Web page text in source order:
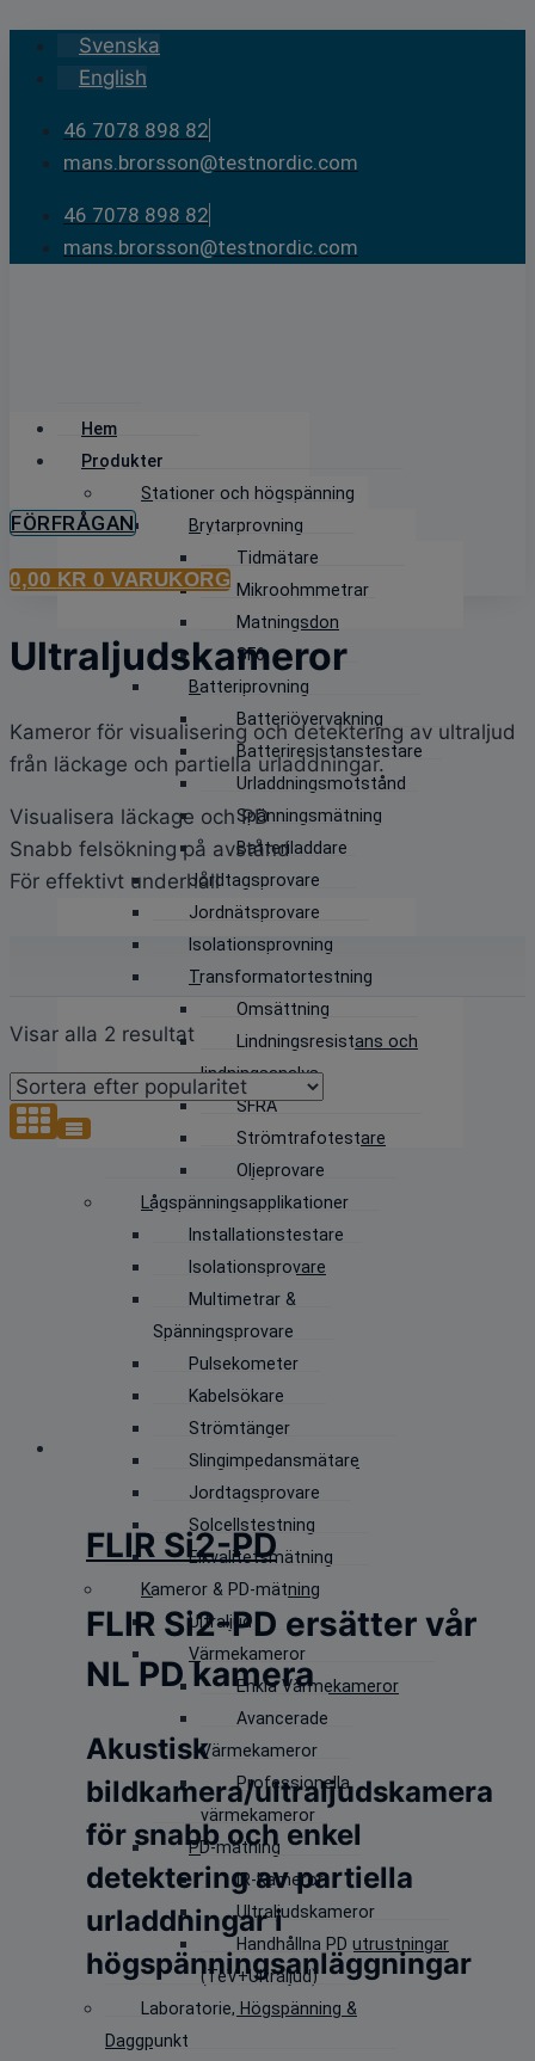
Skip
content
Svenska
English
46 7078 898 82
mans.brorsson@testnordic.com
46 7078 898 82
mans.brorsson@testnordic.com
Hem
Produkter
Stationer och högspänning
Brytarprovning
Tidmätare
Mikroohmmetrar
Matningsdon
SF6
Batteriprovning
Batteriövervakning
Batteriresistanstestare
Urladdningsmotstånd
Spänningsmätning
Batteriladdare
Jordtagsprovare
Jordnätsprovare
Isolationsprovning
Transformatortestning
Omsättning
Lindningsresistans och
lindningsanalys
SFRA
Strömtrafotestare
Oljeprovare
Lågspänningsapplikationer
Installationstestare
Isolationsprovare
Multimetrar &
Spänningsprovare
Pulsekometer
Kabelsökare
Strömtänger
Slingimpedansmätare
Jordtagsprovare
Solcellstestning
Elkvalitetsmätning
Kameror & PD-mätning
Ultraljud
Värmekameror
Enkla Värmekameror
Avancerade
Värmekameror
Professionella
värmekameror
PD-mätning
IR-Kameror
Ultraljudskameror
Handhållna PD utrustningar
(TeV+Ultraljud)
Laboratorie, Högspänning &
Daggpunkt
FÖRFRÅGAN
0,00 KR 0 VARUKORG
Ultraljudskameror
Kameror för visualisering och detektering av ultraljud
från läckage och partiella urladdningar.
Visualisera läckage och PD
Snabb felsökning på avstånd
För effektivt underhåll
Visar alla 2 resultatSortera
efter
popularitet
FLIR Si2-PD
FLIR Si2-PD ersätter vår
NL PD kamera
Akustisk
bildkamera/ultraljudskamera
för snabb och enkel
detektering av partiella
urladdningar i
högspänningsanläggningar